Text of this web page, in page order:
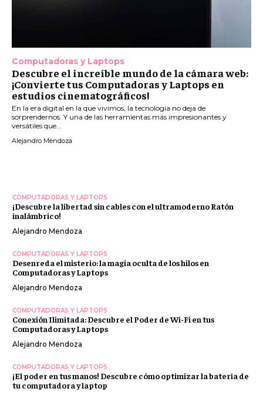
Computadoras y Laptops
Descubre el increíble mundo de la cámara web:
¡Convierte tus Computadoras y Laptops en
estudios cinematográficos!
En la era digital en la que vivimos, la tecnología no deja de
sorprendernos. Y una de las herramientas más impresionantes y
versátiles que...
Alejandro Mendoza
COMPUTADORAS Y LAPTOPS
¡Descubre la libertad sin cables con el ultramoderno Ratón
inalámbrico!
Alejandro Mendoza
COMPUTADORAS Y LAPTOPS
Desenreda el misterio: la magia oculta de los hilos en
Computadoras y Laptops
Alejandro Mendoza
COMPUTADORAS Y LAPTOPS
Conexión Ilimitada: Descubre el Poder de Wi-Fi en tus
Computadoras y Laptops
Alejandro Mendoza
COMPUTADORAS Y LAPTOPS
¡El poder en tus manos! Descubre cómo optimizar la batería de
tu computadora y laptop